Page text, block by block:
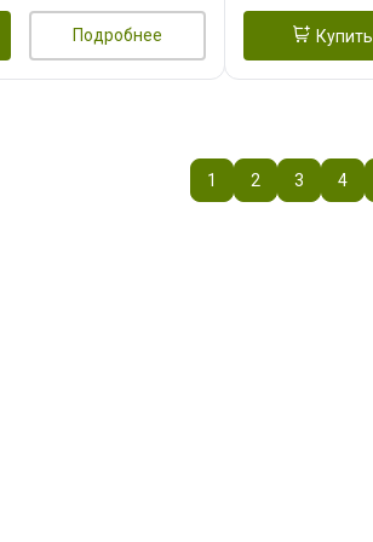
Подробнее Купить
1 2 3 4